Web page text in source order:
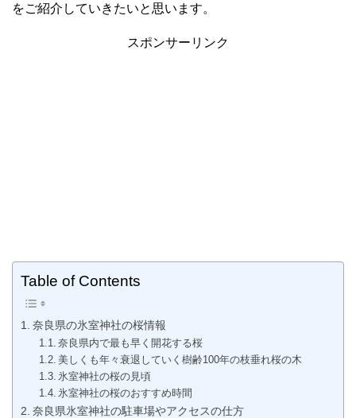
をご紹介していきたいと思います。
スポンサーリンク
Table of Contents
奈良県の氷室神社の桜情報
奈良県内で最も早く開花する桜
美しくも年々衰退していく樹齢100年の枝垂れ桜の木
氷室神社の桜の見頃
氷室神社の桜のおすすめ時間
奈良県氷室神社の駐車場やアクセスの仕方